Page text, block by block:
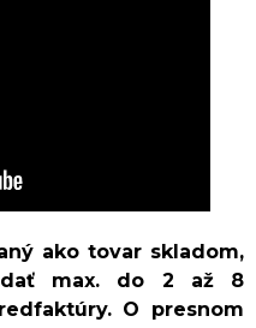
ako tovar skladom,
max. do 2 až 8
O presnom